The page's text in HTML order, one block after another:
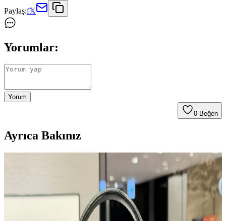
Paylaş:f𝕏
Yorumlar:
Yorum
0 Beğen
Ayrıca Bakınız
Modifiye Edilmiş Vintage REI Sırt Çantası: Hafiflik
ve Fonksiyonellik Üzerine Teknik İnceleme
Vintage REI sırt çantasının modifikasyonları, hafiflik ve
fonksiyonelliği artırarak günlük kullanım ve seyahat için optimize
edilmiştir. Teknik müdahaleler ergonomi ve dayanıklılığı